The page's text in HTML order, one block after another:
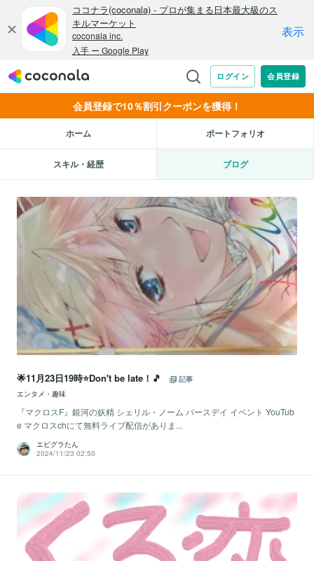
会員登録で10％割引クーポンを獲得！
ホーム ポートフォリオ
スキル・経歴 ブログ
🌟11月23日19時⭐Don't be late！🎵
記事
エンタメ・趣味
『マクロスF』銀河の妖精 シェリル・ノーム バースデイ イベント YouTub
e マクロスchにて無料ライブ配信がありま...
エビグラたん
2024/11/23 02:50